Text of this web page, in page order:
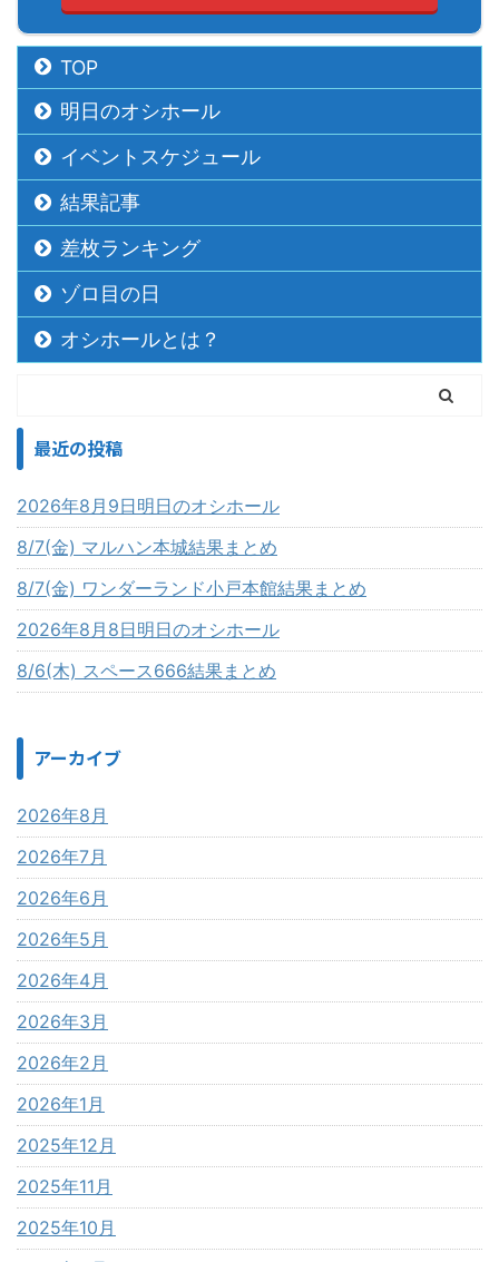
TOP
明日のオシホール
イベントスケジュール
結果記事
差枚ランキング
ゾロ目の日
オシホールとは？
最近の投稿
2026年8月9日明日のオシホール
8/7(金) マルハン本城結果まとめ
8/7(金) ワンダーランド小戸本館結果まとめ
2026年8月8日明日のオシホール
8/6(木) スペース666結果まとめ
アーカイブ
2026年8月
2026年7月
2026年6月
2026年5月
2026年4月
2026年3月
2026年2月
2026年1月
2025年12月
2025年11月
2025年10月